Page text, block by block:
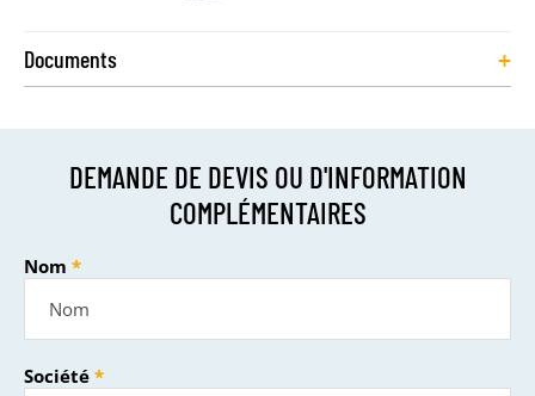
Documents +
DEMANDE DE DEVIS OU D'INFORMATION
COMPLÉMENTAIRES
Nom
Société